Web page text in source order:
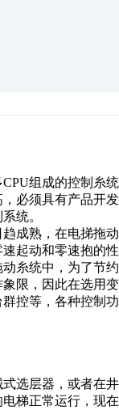
组成的控制糸
必须具有产品开
统。
成熟，在电挮拖
起动和零速抱的
糸统中，为了节
限，因此在选用
控等，各种控制
选层器，或者在
梯正常运行，现